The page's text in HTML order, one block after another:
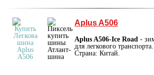
Aplus A506
Aplus A506-Ice Road -
для легкового транспорта.
Страна: Китай.